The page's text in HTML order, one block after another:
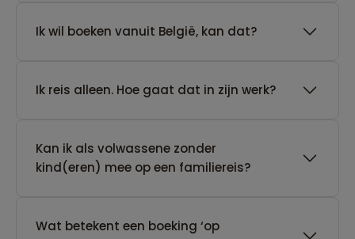
Ik wil boeken vanuit België, kan dat?
​Ik reis alleen. Hoe gaat dat in zijn werk?
Kan ik als volwassene zonder
kind(eren) mee op een familiereis?
Wat betekent een boeking ‘op